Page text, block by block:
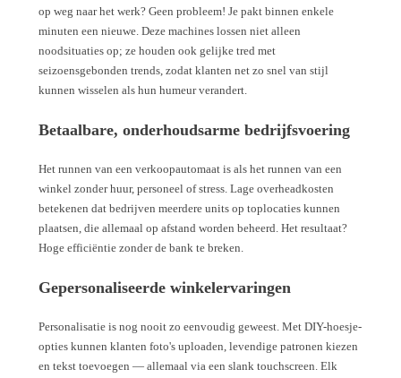
op weg naar het werk? Geen probleem! Je pakt binnen enkele
minuten een nieuwe. Deze machines lossen niet alleen
noodsituaties op; ze houden ook gelijke tred met
seizoensgebonden trends, zodat klanten net zo snel van stijl
kunnen wisselen als hun humeur verandert.
Betaalbare, onderhoudsarme bedrijfsvoering
Het runnen van een verkoopautomaat is als het runnen van een
winkel zonder huur, personeel of stress. Lage overheadkosten
betekenen dat bedrijven meerdere units op toplocaties kunnen
plaatsen, die allemaal op afstand worden beheerd. Het resultaat?
Hoge efficiëntie zonder de bank te breken.
Gepersonaliseerde winkelervaringen
Personalisatie is nog nooit zo eenvoudig geweest. Met DIY-hoesje-
opties kunnen klanten foto's uploaden, levendige patronen kiezen
en tekst toevoegen — allemaal via een slank touchscreen. Elk